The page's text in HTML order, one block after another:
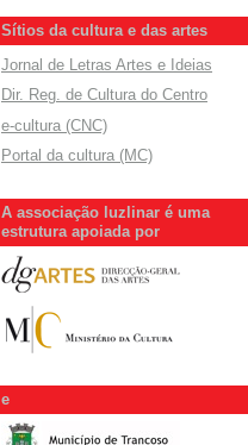
Sítios da cultura e das artes
Jornal de Letras Artes e Ideias
Dir. Reg. de Cultura do Centro
e-cultura (CNC)
Portal da cultura (MC)
A associação luzlinar é uma
estrutura apoiada por
e